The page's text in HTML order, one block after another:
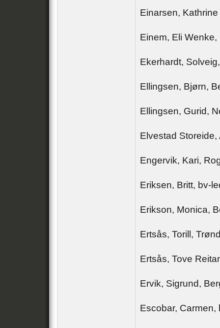
Einarsen,
Einem, Eli
Ekerhardt,
Ellingsen, Bjørn,
Ellingsen, Gurid,
Elvestad
Engervik, Kari,
Eriksen, Britt, bv-
Erikson, Monica,
Ertsås, Torill,
Ertsås, Tove
Ervik, Sigrund,
Escobar, Carmen,